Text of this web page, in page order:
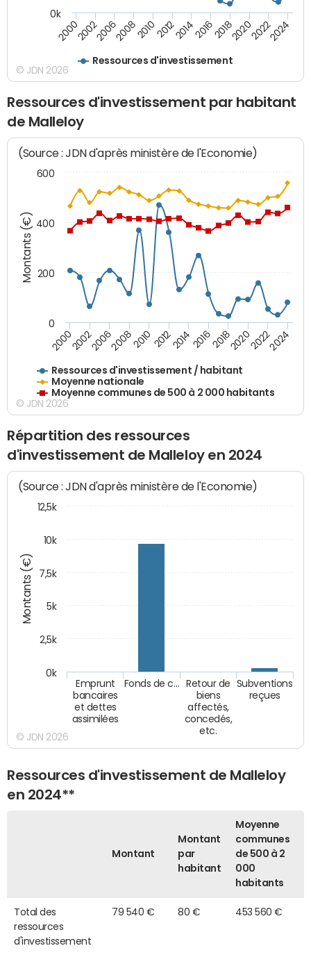
Ressources d'investissement
200020022006200820102012201420162018202020222024
0k
© JDN 2026
Ressources d'investissement par habitant
de Malleloy
Montants (€)
(Source : JDN d'après ministère de l'Economie)
Ressources d'investissement / habitant
Moyenne nationale
Moyenne communes de 500 à 2 000 habitants
20002002200620082010 2012201420162018202020222024
0
200
400
600
© JDN 2026
Répartition des ressources
d'investissement de Malleloy en 2024
Montants (€)
(Source : JDN d'après ministère de l'Economie)
Emprunt
bancaires
et dettes
assimilées
Fonds de c…
Retour de
biens
affectés,
concedés,
etc.
Subventions
reçues
0k
2,5k
5k
7,5k
10k
12,5k
© JDN 2026
Ressources d'investissement de Malleloy
en 2024**
Montant
Montant
par
habitant
Moyenne
communes
de 500 à 2
000
habitants
Total des
ressources
d'investissement
79 540 € 80 € 453 560 €